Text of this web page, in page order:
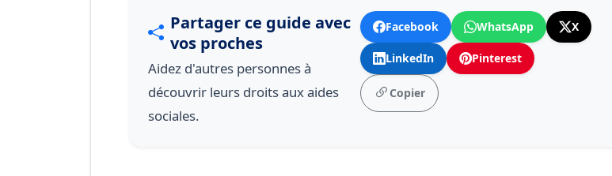
Partager ce guide avec
vos proches
Aidez d'autres personnes à
découvrir leurs droits aux aides
sociales.
Facebook WhatsApp X
LinkedIn Pinterest
Copier